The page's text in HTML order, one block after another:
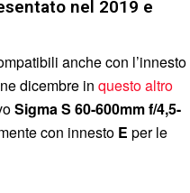
nel 2019 e
anche con l’innesto
dicembre in questo altro
Sigma S 60-600mm f/4,5-
con innesto E per le